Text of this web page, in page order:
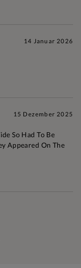
14 Januar 2026
15 Dezember 2025
So Had To Be
Appeared On The